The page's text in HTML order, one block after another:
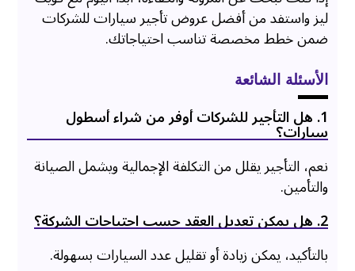
ليز واستفد من أفضل عروض تأجير سيارات للشركات
ضمن خطط مخصصة تناسب احتياجاتك.
الأسئلة الشائعة
1. هل التأجير للشركات أوفر من شراء أسطول
سيارات؟
نعم، التأجير يقلل من التكلفة الإجمالية ويشمل الصيانة
والتأمين.
2. هل يمكن تعديل العقد حسب احتياجات الشركة؟
بالتأكيد، يمكن زيادة أو تقليل عدد السيارات بسهولة.